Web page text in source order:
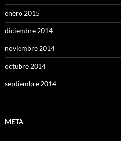
enero 2015
diciembre 2014
noviembre 2014
octubre 2014
septiembre 2014
META